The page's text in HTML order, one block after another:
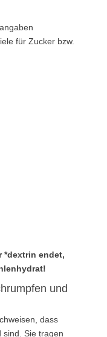
für Zucker bzw.
*dextrin endet,
und
dass
sind. Sie tragen